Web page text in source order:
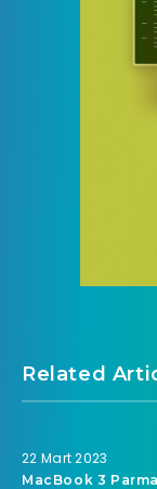
Related
22 Mart 2023
MacBook 3